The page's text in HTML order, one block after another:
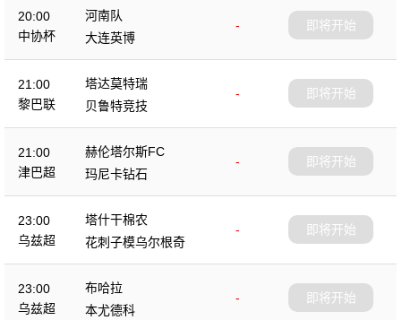
20:00
中协杯
河南队
-
大连英博
即将开始
21:00
黎巴联
塔达莫特瑞
-
贝鲁特竞技
即将开始
21:00
津巴超
赫伦塔尔斯FC
-
玛尼卡钻石
即将开始
23:00
乌兹超
塔什干棉农
-
花刺子模乌尔根奇
即将开始
23:00
乌兹超
布哈拉
-
本尤德科
即将开始